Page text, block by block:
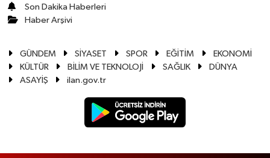
Son Dakika Haberleri
Haber Arşivi
GÜNDEM SİYASET SPOR EĞİTİM
EKONOMİ
KÜLTÜR
BİLİM VE TEKNOLOJİ SAĞLIK
DÜNYA
ASAYİŞ
ilan.gov.tr